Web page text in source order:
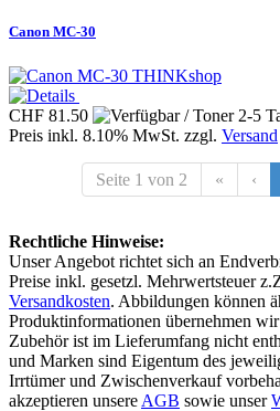
Canon MC-30
THINKshop
CHF 81.50
Preis inkl. 8.10% MwSt. zzgl. Versand
Seite 1 von 2 « ‹
Rechtliche Hinweise:
Unser Angebot richtet sich an
Preise inkl. gesetzl. Mehrwertsteuer
Versandkosten. Abbildungen können
Produktinformationen übernehmen
Zubehör ist im Lieferumfang nicht
und Marken sind Eigentum des
Irrtümer und Zwischenverkauf
akzeptieren unsere AGB sowie unser